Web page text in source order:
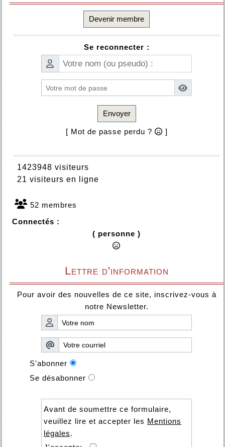
Devenir membre
Se reconnecter :
Envoyer
[ Mot de passe perdu ? ]
1423948 visiteurs
21 visiteurs en ligne
52 membres
Connectés :
( personne )
Lettre d'information
Pour avoir des nouvelles de ce site, inscrivez-vous à
notre Newsletter.
S'abonner
Se désabonner
Avant de soumettre ce formulaire,
veuillez lire et accepter les Mentions
légales.